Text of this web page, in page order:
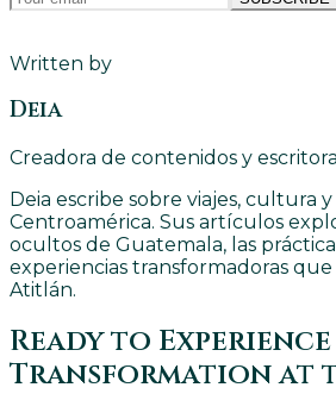
Written by
Deia
Creadora de contenidos y
Deia escribe sobre viajes, cultura
Centroamérica. Sus artículos
ocultos de Guatemala, las
experiencias transformadoras
Atitlán.
Ready to Experience
Transformation at